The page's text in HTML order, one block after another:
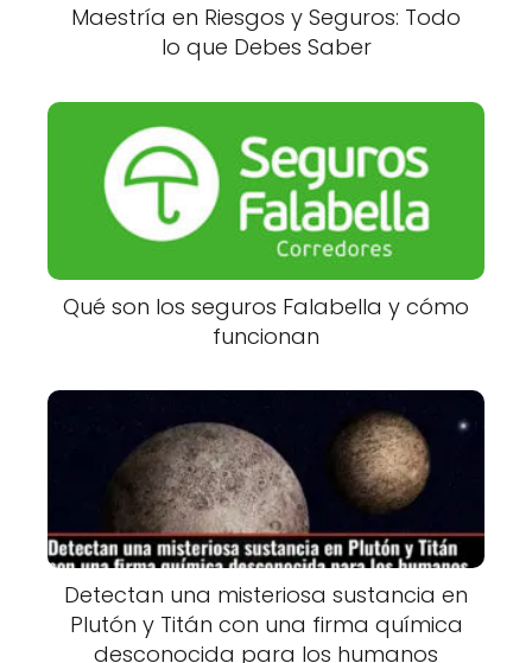
Maestría en Riesgos y Seguros: Todo
lo que Debes Saber
Qué son los seguros Falabella y cómo
funcionan
Detectan una misteriosa sustancia en
Plutón y Titán con una firma química
desconocida para los humanos